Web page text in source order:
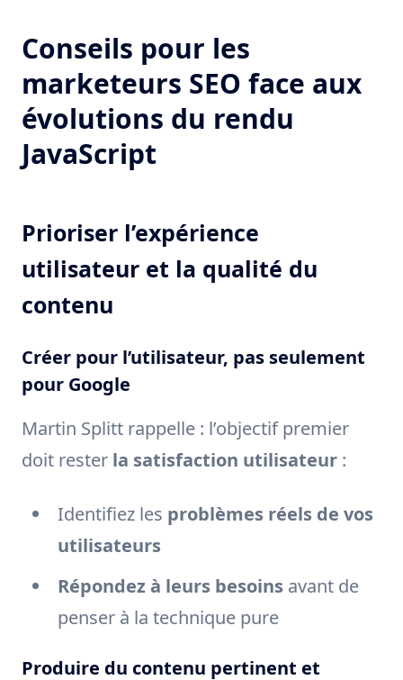
Conseils pour les
marketeurs SEO face aux
évolutions du rendu
JavaScript
Prioriser l’expérience
utilisateur et la qualité du
contenu
Créer pour l’utilisateur, pas seulement
pour Google
Martin Splitt rappelle : l’objectif premier
doit rester la satisfaction utilisateur :
Identifiez les problèmes réels de vos
utilisateurs
Répondez à leurs besoins avant de
penser à la technique pure
Produire du contenu pertinent et